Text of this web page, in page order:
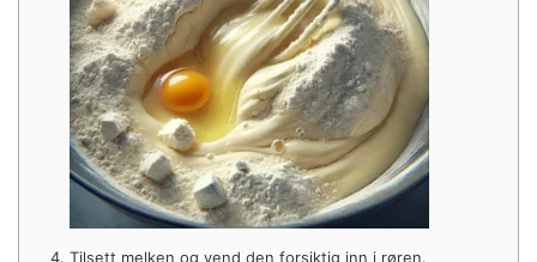
Tilsett melken og vend den forsiktig inn i røren.